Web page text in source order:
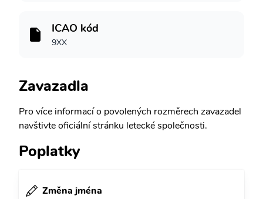
ICAO kód
9XX
Zavazadla
Pro více informací o povolených rozměrech zavazadel
navštivte oficiální stránku letecké společnosti.
Poplatky
Změna jména